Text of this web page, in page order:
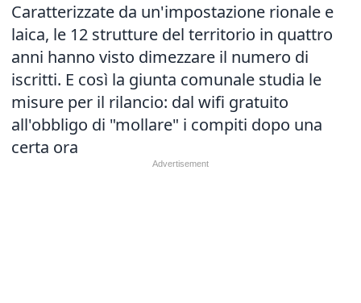
Caratterizzate da un'impostazione rionale e
laica, le 12 strutture del territorio in quattro
anni hanno visto dimezzare il numero di
iscritti. E così la giunta comunale studia le
misure per il rilancio: dal wifi gratuito
all'obbligo di "mollare" i compiti dopo una
certa ora